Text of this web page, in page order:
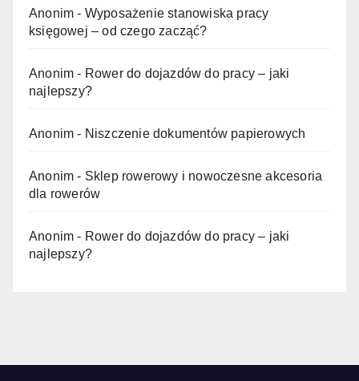
Anonim - Wyposażenie stanowiska pracy
księgowej – od czego zacząć?
Anonim - Rower do dojazdów do pracy – jaki
najlepszy?
Anonim - Niszczenie dokumentów papierowych
Anonim - Sklep rowerowy i nowoczesne akcesoria
dla rowerów
Anonim - Rower do dojazdów do pracy – jaki
najlepszy?